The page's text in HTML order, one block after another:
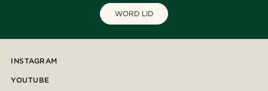
WORD LID
INSTAGRAM
YOUTUBE